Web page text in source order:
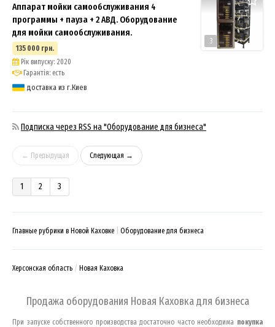
3
Аппарат мойки самообслуживания 4
программы + пауза + 2 АВД. Оборудование
для мойки самообслуживания.
135 000 грн.
Рік випуску: 2020
Гарантія: есть
доставка из г.Киев
Подписка через RSS на "Оборудование для бизнеса"
← Предыдущая Следующая →
1 2 3
Главные рубрики в Новой Каховке Оборудование для бизнеса
Херсонская область Новая Каховка
Продажа оборудования Новая Каховкадля бизнеса
При запуске собственного производства достаточно часто необходима покупка